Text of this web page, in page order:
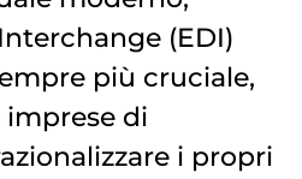
(EDI)
più cruciale,
di
i propri